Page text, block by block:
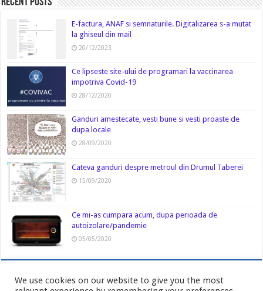
Recent Posts
E-factura, ANAF si semnaturile. Digitalizarea s-a mutat
la ghiseul din mail
20/12/2023
Ce lipseste site-ului de programari la vaccinarea
impotriva Covid-19
28/12/2020
Ganduri amestecate, vesti bune si vesti proaste de
dupa locale
28/09/2020
Cateva ganduri despre metroul din Drumul Taberei
15/09/2020
Ce mi-as cumpara acum, dupa perioada de
autoizolare/pandemie
05/05/2020
We use cookies on our website to give you the most